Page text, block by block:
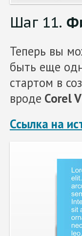
Шаг 11.
Теперь вы
быть еще
стартом в
вроде Corel
Ссылка на